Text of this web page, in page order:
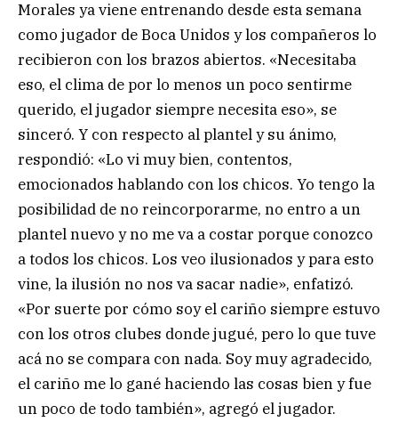
Morales ya viene entrenando desde esta semana
como jugador de Boca Unidos y los compañeros lo
recibieron con los brazos abiertos. «Necesitaba
eso, el clima de por lo menos un poco sentirme
querido, el jugador siempre necesita eso», se
sinceró. Y con respecto al plantel y su ánimo,
respondió: «Lo vi muy bien, contentos,
emocionados hablando con los chicos. Yo tengo la
posibilidad de no reincorporarme, no entro a un
plantel nuevo y no me va a costar porque conozco
a todos los chicos. Los veo ilusionados y para esto
vine, la ilusión no nos va sacar nadie», enfatizó.
«Por suerte por cómo soy el cariño siempre estuvo
con los otros clubes donde jugué, pero lo que tuve
acá no se compara con nada. Soy muy agradecido,
el cariño me lo gané haciendo las cosas bien y fue
un poco de todo también», agregó el jugador.